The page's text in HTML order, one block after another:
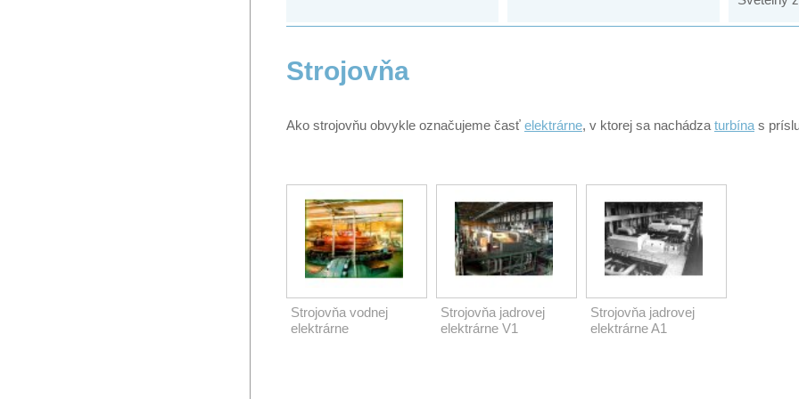
Strojovňa
Ako strojovňu obvykle označujeme časť elektrárne, v ktorej sa nachádza turbína s
Strojovňa vodnej
elektrárne
Strojovňa jadrovej
elektrárne V1
Strojovňa jadrovej
elektrárne A1